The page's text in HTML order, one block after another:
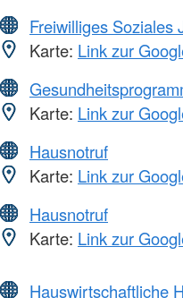
Freiwilliges Soziales
Karte: Link zur
Karte: Link zur
Hausnotruf
Karte: Link zur
Hausnotruf
Karte: Link zur
Hauswirtschaftliche